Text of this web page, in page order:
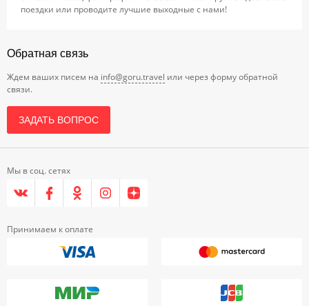
поездки или проводите лучшие выходные с нами!
Обратная связь
Ждем ваших писем на info@goru.travel или через форму обратной
связи.
ЗАДАТЬ ВОПРОС
Мы в соц. сетях
Принимаем к оплате